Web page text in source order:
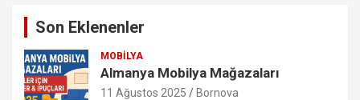
Son Eklenenler
MOBILYA
Almanya Mobilya Mağazaları
11 Ağustos 2025 Bornova